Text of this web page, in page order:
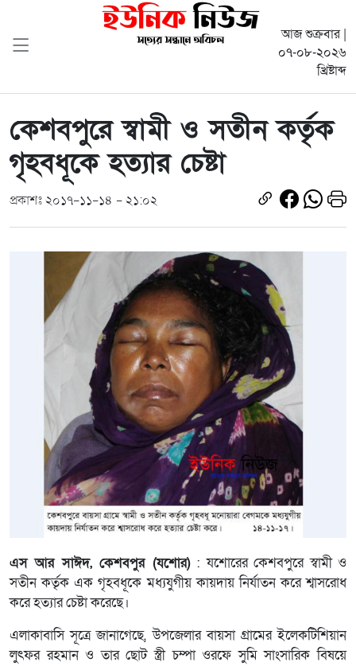
আজ শুক্রবার |
০৭-০৮-২০২৬
খ্রিষ্টাব্দ
কেশবপুরে স্বামী ও সতীন কর্তৃক
গৃহবধূকে হত্যার চেষ্টা
প্রকাশঃ ২০১৭-১১-১৪ - ২১:০২
এস আর সাঈদ, কেশবপুর (যশোর): যশোরের কেশবপুরে স্বামী ও
সতীন কর্তৃক এক গৃহবধূকে মধ্যযুগীয় কায়দায় নির্যাতন করে শ্বাসরোধ
করে হত্যার চেষ্টা করেছে।
এলাকাবাসি সূত্রে জানাগেছে, উপজেলার বায়সা গ্রামের ইলেকটিশিয়ান
লুৎফর রহমান ও তার ছোট স্ত্রী চম্পা ওরফে সুমি সাংসারিক বিষয়ে